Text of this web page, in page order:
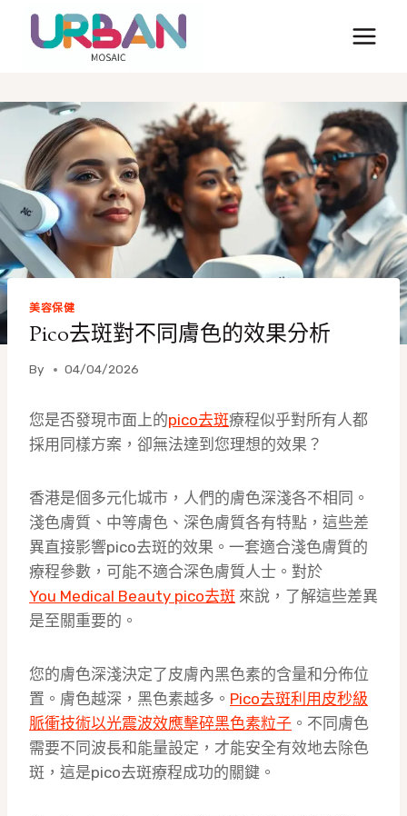
美容保健
Pico去斑對不同膚色的效果分析
By 04/04/2026
您是否發現市面上的pico去斑療程似乎對所有人都
採用同樣方案，卻無法達到您理想的效果？
香港是個多元化城市，人們的膚色深淺各不相同。
淺色膚質、中等膚色、深色膚質各有特點，這些差
異直接影響pico去斑的效果。一套適合淺色膚質的
療程參數，可能不適合深色膚質人士。對於
You Medical Beauty pico去斑 來說，了解這些差異
是至關重要的。
您的膚色深淺決定了皮膚內黑色素的含量和分佈位
置。膚色越深，黑色素越多。 Pico去斑利用皮秒級
脈衝技術以光震波效應擊碎黑色素粒子 。不同膚色
需要不同波長和能量設定，才能安全有效地去除色
斑，這是pico去斑療程成功的關鍵。